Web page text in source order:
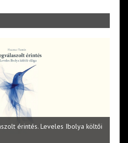
érintés. Leveles Ibolya költői